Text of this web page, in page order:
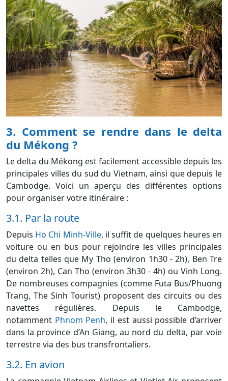
3. Comment se rendre dans le delta
du Mékong ?
Le delta du Mékong est facilement accessible depuis les
principales villes du sud du Vietnam, ainsi que depuis le
Cambodge. Voici un aperçu des différentes options
pour organiser votre itinéraire :
3.1. Par la route
Depuis Ho Chi Minh-Ville, il suffit de quelques heures en
voiture ou en bus pour rejoindre les villes principales
du delta telles que My Tho (environ 1h30 - 2h), Ben Tre
(environ 2h), Can Tho (environ 3h30 - 4h) ou Vinh Long.
De nombreuses compagnies (comme Futa Bus/Phuong
Trang, The Sinh Tourist) proposent des circuits ou des
navettes régulières. Depuis le Cambodge,
notamment Phnom Penh, il est aussi possible d’arriver
dans la province d’An Giang, au nord du delta, par voie
terrestre via des bus transfrontaliers.
3.2. En avion